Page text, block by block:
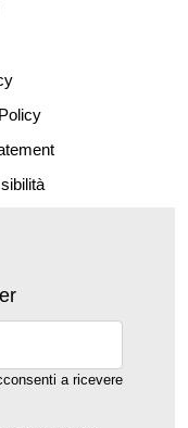
a ricevere